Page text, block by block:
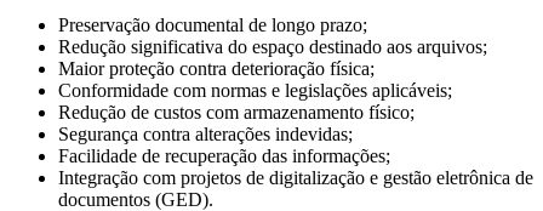
Preservação documental de longo prazo;
Redução significativa do espaço destinado aos arquivos;
Maior proteção contra deterioração física;
Conformidade com normas e legislações aplicáveis;
Redução de custos com armazenamento físico;
Segurança contra alterações indevidas;
Facilidade de recuperação das informações;
Integração com projetos de digitalização e gestão eletrônica de
documentos (GED).